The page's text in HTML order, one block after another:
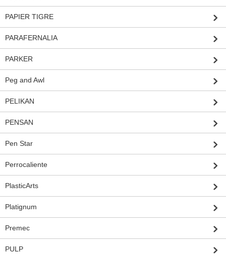
PAPIER TIGRE
PARAFERNALIA
PARKER
Peg and Awl
PELIKAN
PENSAN
Pen Star
Perrocaliente
PlasticArts
Platignum
Premec
PULP